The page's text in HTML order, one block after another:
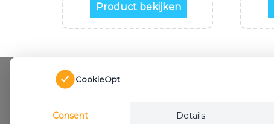
Product bekijken
CookieOpt
Consent Details